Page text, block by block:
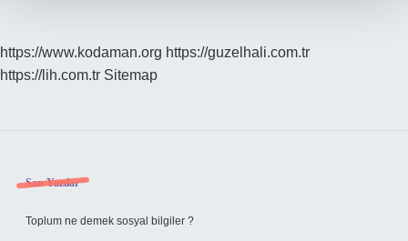
https://www.kodaman.org https://guzelhali.com.tr
https://lih.com.tr Sitemap
Sidebar
Son Yazılar
Toplum ne demek sosyal bilgiler ?